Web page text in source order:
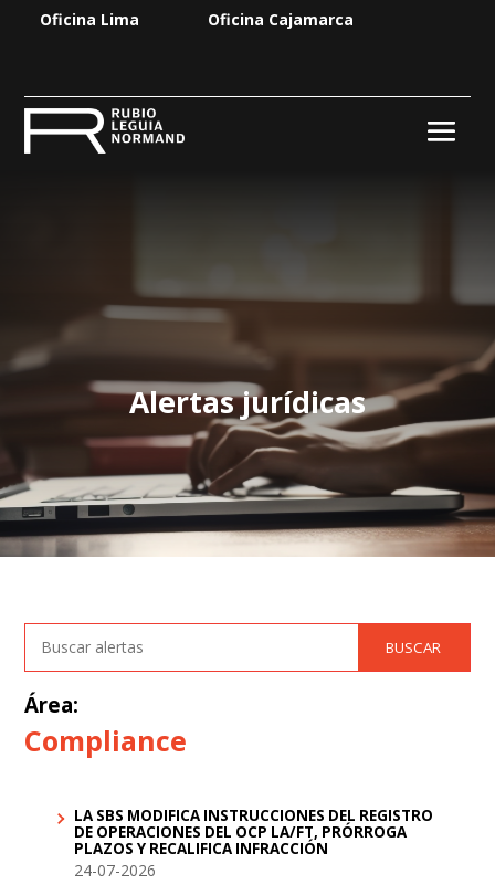
Oficina Lima Oficina Cajamarca
Alertas jurídicas
Área:
Compliance
LA SBS MODIFICA INSTRUCCIONES DEL REGISTRO
DE OPERACIONES DEL OCP LA/FT, PRÓRROGA
PLAZOS Y RECALIFICA INFRACCIÓN
24-07-2026